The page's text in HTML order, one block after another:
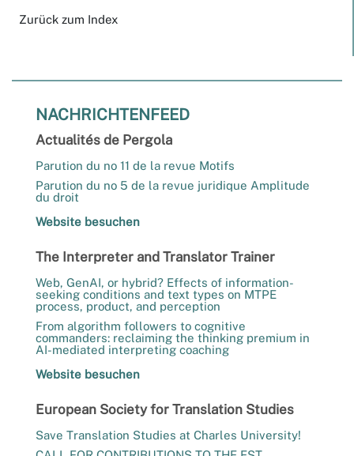
Zurück zum Index
NACHRICHTENFEED
Actualités de Pergola
Parution du no 11 de la revue Motifs
Parution du no 5 de la revue juridique Amplitude
du droit
Website besuchen
The Interpreter and Translator Trainer
Web, GenAI, or hybrid? Effects of information-
seeking conditions and text types on MTPE
process, product, and perception
From algorithm followers to cognitive
commanders: reclaiming the thinking premium in
AI-mediated interpreting coaching
Website besuchen
European Society for Translation Studies
Save Translation Studies at Charles University!